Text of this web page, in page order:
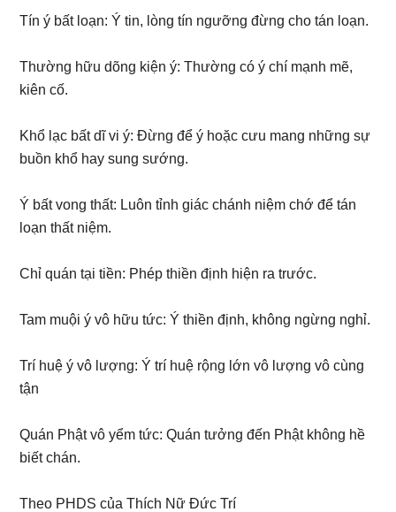
Tín ý bất loạn: Ý tin, lòng tín ngưỡng đừng cho tán loạn.
Thường hữu dõng kiện ý: Thường có ý chí mạnh mẽ,
kiên cố.
Khổ lạc bất dĩ vi ý: Đừng để ý hoặc cưu mang những sự
buồn khổ hay sung sướng.
Ý bất vong thất: Luôn tỉnh giác chánh niệm chớ để tán
loạn thất niệm.
Chỉ quán tại tiền: Phép thiền định hiện ra trước.
Tam muội ý vô hữu tức: Ý thiền định, không ngừng nghỉ.
Trí huệ ý vô lượng: Ý trí huệ rộng lớn vô lượng vô cùng
tận
Quán Phật vô yểm tức: Quán tưởng đến Phật không hề
biết chán.
Theo PHDS của Thích Nữ Đức Trí